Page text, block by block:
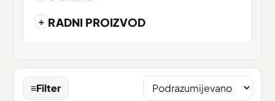
+ RADNI PROIZVOD
≡Filter